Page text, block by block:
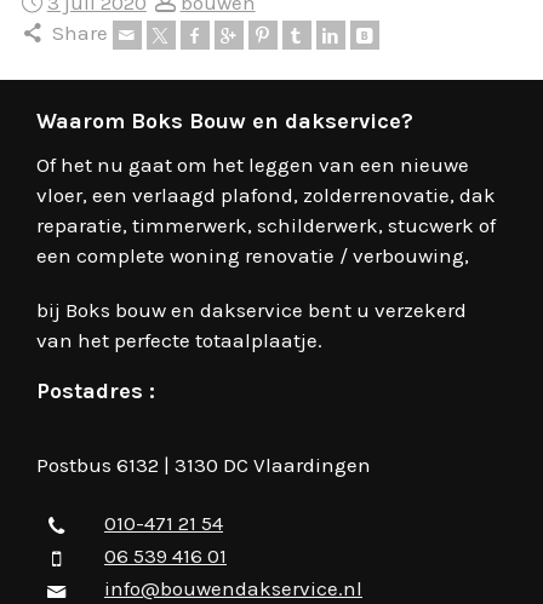
Share
Waarom Boks Bouw en dakservice?
Of het nu gaat om het leggen van een nieuwe
vloer, een verlaagd plafond, zolderrenovatie, dak
reparatie, timmerwerk, schilderwerk, stucwerk of
een complete woning renovatie / verbouwing,
bij Boks bouw en dakservice bent u verzekerd
van het perfecte totaalplaatje.
Postadres :
Postbus 6132 | 3130 DC Vlaardingen
010-471 21 54
06 539 416 01
info@bouwendakservice.nl